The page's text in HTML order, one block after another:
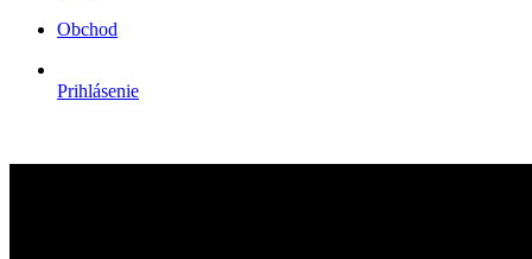
Obchod
Prihlásenie